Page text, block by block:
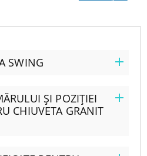
SWING
ȘI POZIȚIEI
CHIUVETA GRANIT